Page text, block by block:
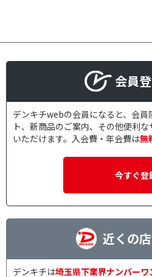
会員
デンキチwebの会員になると、会
ト、新商品のご案内、その他便利
いただけます。入会費・年会費は無
今すぐ登
近くの
デンキチは埼玉県下業界ナンバー